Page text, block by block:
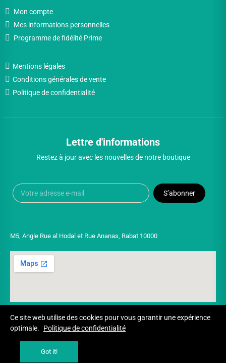
Mon compte
Mes informations personnelles
Programme de fidélité Prime
Mentions légales
Conditions générales de vente
Politique de confidentialité
Lettre d'informations
Restez à jour avec les nouvelles de notre boutique
S’abonner
M5, Angle Rue al Hodal et Rue Ananas, Rabat 10000
Ce site web utilise des cookies pour vous garantir une expérience
optimale.
Politique de confidentialité
Got it!